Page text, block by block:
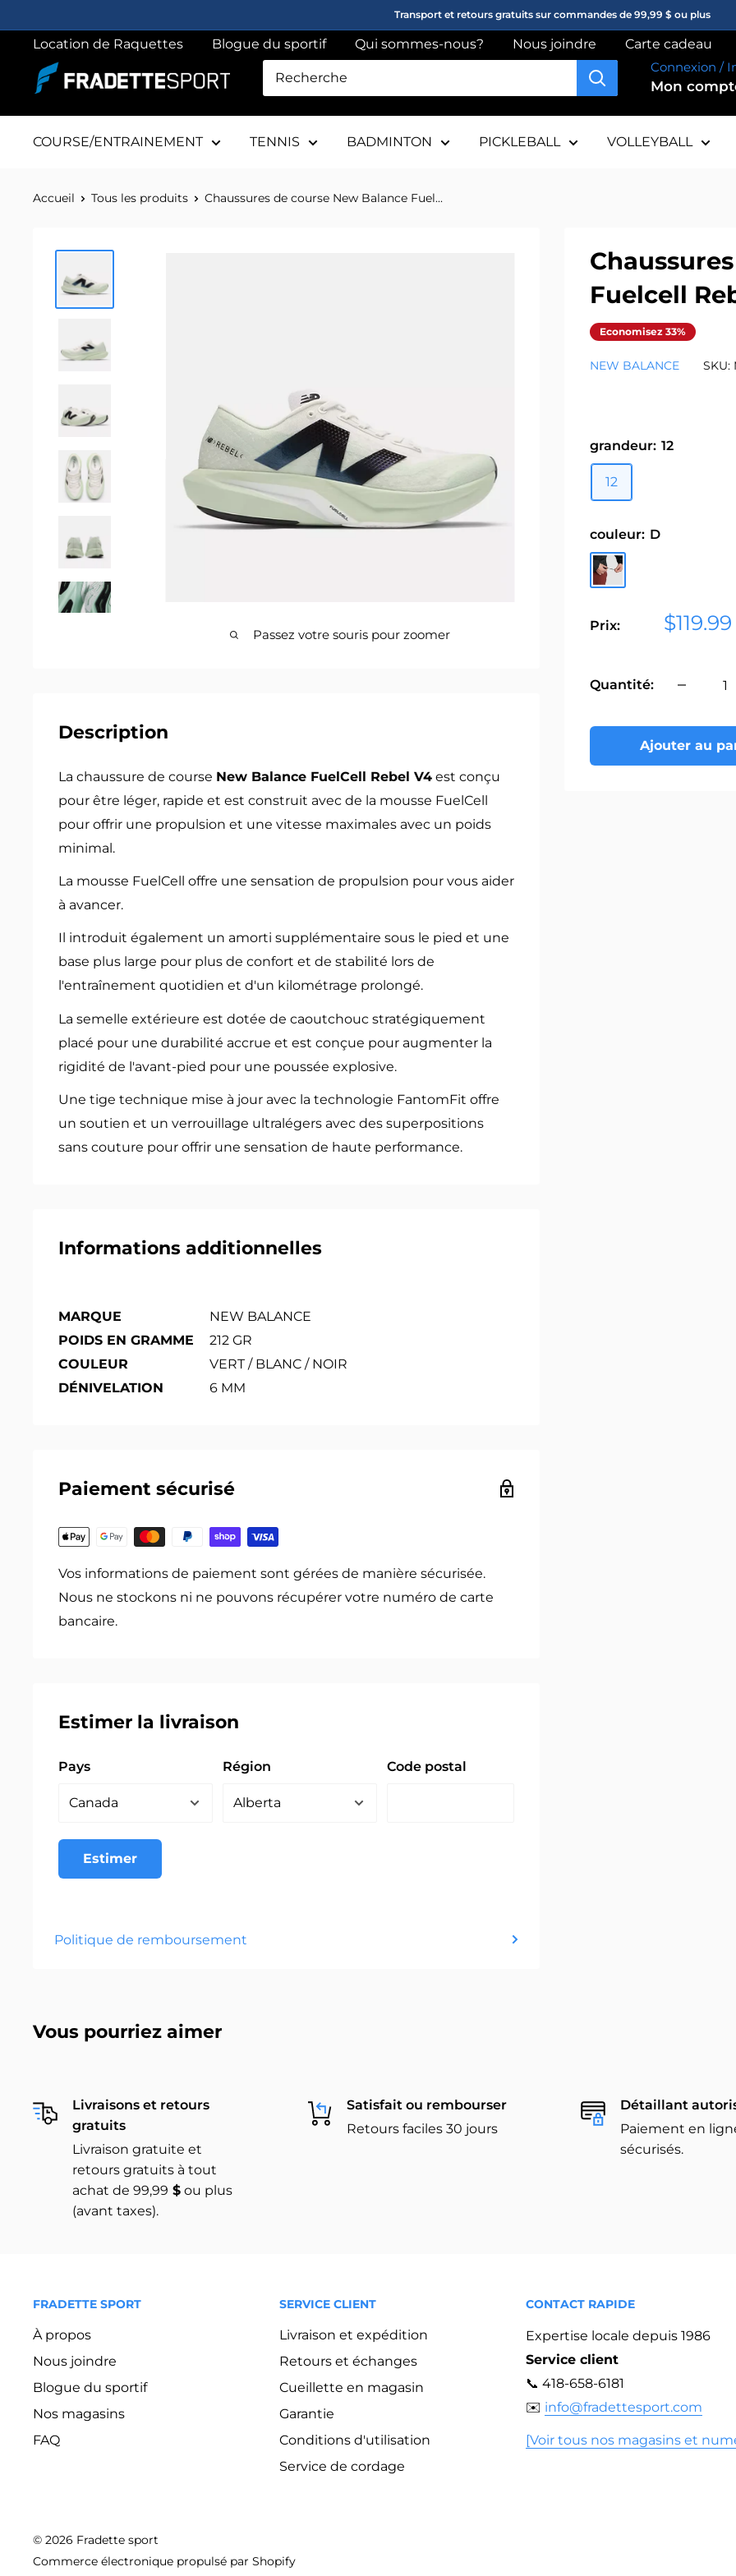
au
contenu
Transport et retours gratuits sur commandes de 99,99 $ ou plus
Location de Raquettes Blogue du sportif Qui sommes-nous? Nous joindre
Carte cadeau
Fradette
sport
Connexion /
Mon
COURSE/ENTRAINEMENT TENNIS BADMINTON PICKLEBALL VOLLEYBALL
Accueil Tous les produits Chaussures de course New Balance Fuel...
Passez votre souris pour zoomer
Fuelcell
Economisez 33%
NEW BALANCE SKU:
grandeur: 12
12
couleur: D
D
Prix:
Prix
$119.99
Quantité:
Ajouter au
Description
La chaussure de course New Balance FuelCell Rebel V4 est conçu
pour être léger, rapide et est construit avec de la mousse FuelCell
pour offrir une propulsion et une vitesse maximales avec un poids
minimal.
La mousse FuelCell offre une sensation de propulsion pour vous aider
à avancer.
Il introduit également un amorti supplémentaire sous le pied et une
base plus large pour plus de confort et de stabilité lors de
l'entraînement quotidien et d'un kilométrage prolongé.
La semelle extérieure est dotée de caoutchouc stratégiquement
placé pour une durabilité accrue et est conçue pour augmenter la
rigidité de l'avant-pied pour une poussée explosive.
Une tige technique mise à jour avec la technologie FantomFit offre
un soutien et un verrouillage ultralégers avec des superpositions
sans couture pour offrir une sensation de haute performance.
Informations additionnelles
MARQUE
NEW BALANCE
POIDS EN GRAMME
212 GR
COULEUR
VERT / BLANC / NOIR
DÉNIVELATION
6 MM
Paiement sécurisé
Vos informations de paiement sont gérées de manière sécurisée.
Nous ne stockons ni ne pouvons récupérer votre numéro de carte
bancaire.
Estimer la livraison
Pays Région Code postal
Estimer
Politique de remboursement
Vous pourriez aimer
Livraisons et retours
gratuits
Livraison gratuite et
retours gratuits à tout
achat de 99,99 $ ou plus
(avant taxes).
Satisfait ou rembourser
Retours faciles 30 jours
Détaillant
Paiement en
sécurisés.
FRADETTE SPORT
À propos
Nous joindre
Blogue du sportif
Nos magasins
FAQ
SERVICE CLIENT
Livraison et expédition
Retours et échanges
Cueillette en magasin
Garantie
Conditions d'utilisation
Service de cordage
CONTACT RAPIDE
Expertise locale depuis 1986
Service client
📞 418-658-6181
✉️ info@fradettesport.com
[Voir tous nos magasins et
© 2026 Fradette sport
Commerce électronique propulsé par Shopify